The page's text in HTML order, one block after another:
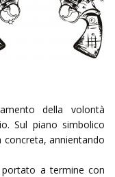
della volontà
Sul piano simbolico
concreta, annientando
a termine con